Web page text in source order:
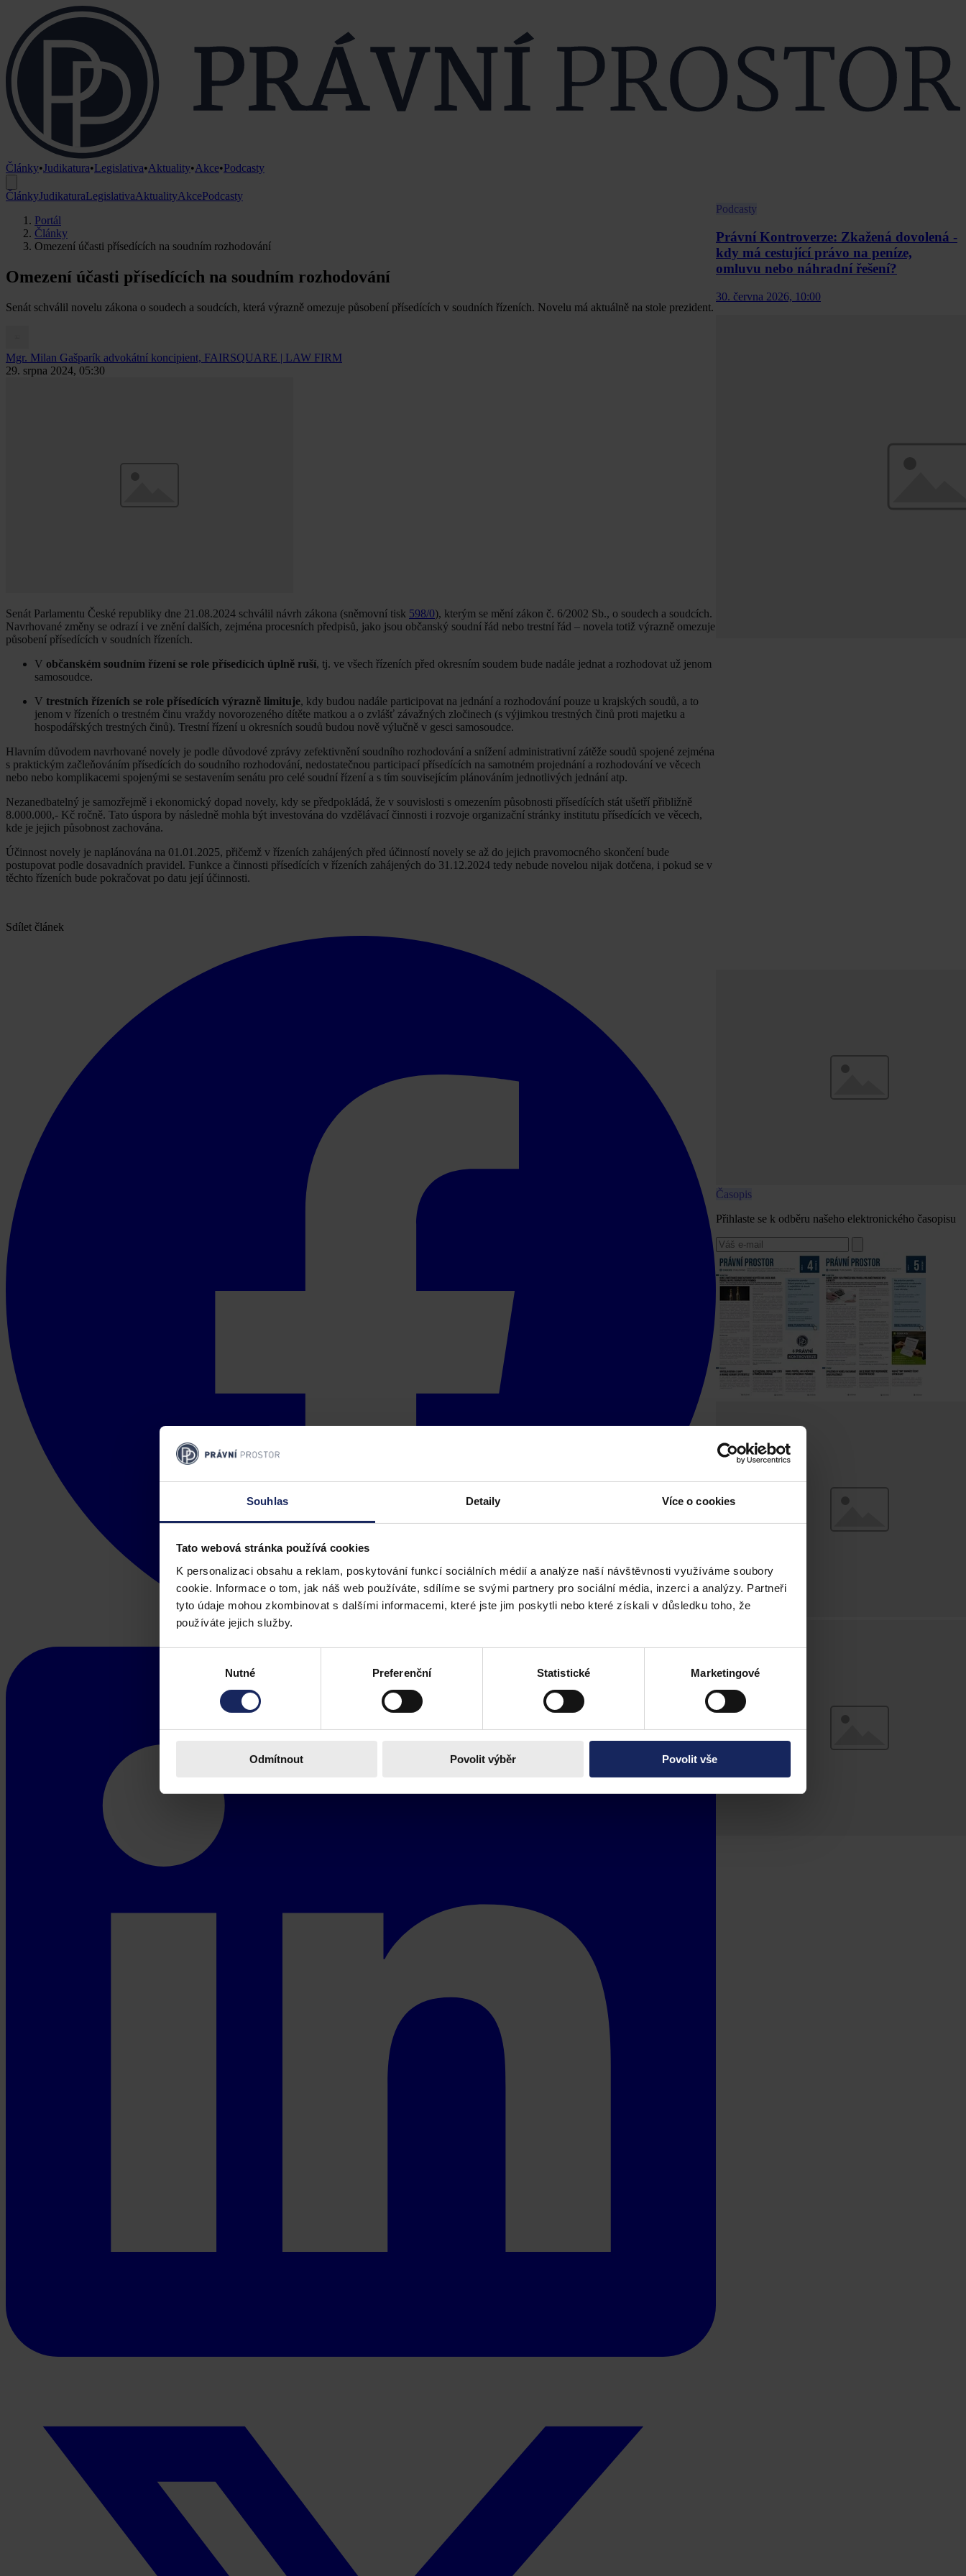
Souhlas Detaily Více o cookies
Tato webová stránka používá cookies
K personalizaci obsahu a reklam, poskytování funkcí sociálních médií a analýze naší návštěvnosti využíváme soubory
cookie. Informace o tom, jak náš web používáte, sdílíme se svými partnery pro sociální média, inzerci a analýzy. Partneři
tyto údaje mohou zkombinovat s dalšími informacemi, které jste jim poskytli nebo které získali v důsledku toho, že
používáte jejich služby.
Nutné Preferenční Statistické Marketingové
Odmítnout Povolit výběr Povolit vše
Články•Judikatura•Legislativa•Aktuality•Akce•Podcasty
ČlánkyJudikaturaLegislativaAktualityAkcePodcasty
Portál
Články
Omezení účasti přísedících na soudním rozhodování
Omezení účasti přísedících na soudním rozhodování
Senát schválil novelu zákona o soudech a soudcích, která výrazně omezuje působení přísedících v soudních řízeních. Novelu má aktuálně na stole prezident.
Mgr. Milan Gašparík advokátní koncipient, FAIRSQUARE | LAW FIRM
29. srpna 2024, 05:30
Senát Parlamentu České republiky dne 21.08.2024 schválil návrh zákona (sněmovní tisk 598/0), kterým se mění zákon č. 6/2002 Sb., o soudech a soudcích.
Navrhované změny se odrazí i ve znění dalších, zejména procesních předpisů, jako jsou občanský soudní řád nebo trestní řád – novela totiž výrazně omezuje
působení přísedících v soudních řízeních.
V občanském soudním řízení se role přísedících úplně ruší, tj. ve všech řízeních před okresním soudem bude nadále jednat a rozhodovat už jenom
samosoudce.
V trestních řízeních se role přísedících výrazně limituje, kdy budou nadále participovat na jednání a rozhodování pouze u krajských soudů, a to
jenom v řízeních o trestném činu vraždy novorozeného dítěte matkou a o zvlášť závažných zločinech (s výjimkou trestných činů proti majetku a
hospodářských trestných činů). Trestní řízení u okresních soudů budou nově výlučně v gesci samosoudce.
Hlavním důvodem navrhované novely je podle důvodové zprávy zefektivnění soudního rozhodování a snížení administrativní zátěže soudů spojené zejména
s praktickým začleňováním přísedících do soudního rozhodování, nedostatečnou participací přísedících na samotném projednání a rozhodování ve věcech
nebo nebo komplikacemi spojenými se sestavením senátu pro celé soudní řízení a s tím souvisejícím plánováním jednotlivých jednání atp.
Nezanedbatelný je samozřejmě i ekonomický dopad novely, kdy se předpokládá, že v souvislosti s omezením působnosti přísedících stát ušetří přibližně
8.000.000,- Kč ročně. Tato úspora by následně mohla být investována do vzdělávací činnosti i rozvoje organizační stránky institutu přísedících ve věcech,
kde je jejich působnost zachována.
Účinnost novely je naplánována na 01.01.2025, přičemž v řízeních zahájených před účinností novely se až do jejich pravomocného skončení bude
postupovat podle dosavadních pravidel. Funkce a činnosti přísedících v řízeních zahájených do 31.12.2024 tedy nebude novelou nijak dotčena, i pokud se v
těchto řízeních bude pokračovat po datu její účinnosti.
Sdílet článek
Podcasty
Právní Kontroverze: Zkažená dovolená -
kdy má cestující právo na peníze,
omluvu nebo náhradní řešení?
30. června 2026, 10:00
Časopis
Přihlaste se k odběru našeho elektronického časopisu